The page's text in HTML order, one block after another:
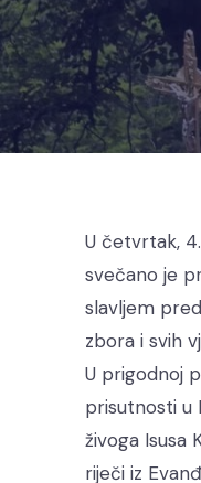
U četvrtak,
svečano je
slavljem
zbora i svih
U prigodnoj
prisutnosti u
živoga Isusa
riječi iz